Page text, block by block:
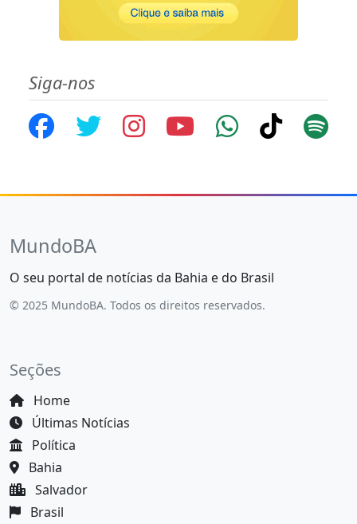
Siga-nos
MundoBA
O seu portal de notícias da Bahia e do Brasil
© 2025 MundoBA. Todos os direitos reservados.
Seções
Home
Últimas Notícias
Política
Bahia
Salvador
Brasil